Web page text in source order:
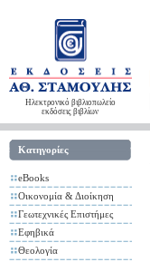
Ηλεκτρονικό βιβλιοπωλείο
εκδόσεις βιβλίων
Κατηγορίες
eBooks
Οικονομία & Διοίκηση
Γεωτεχνικές Επιστήμες
Εφηβικά
Θεολογία